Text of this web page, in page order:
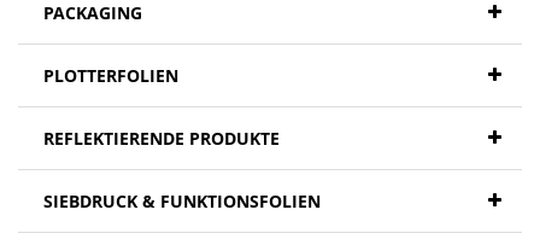
PACKAGING
PLOTTERFOLIEN
REFLEKTIERENDE PRODUKTE
SIEBDRUCK & FUNKTIONSFOLIEN